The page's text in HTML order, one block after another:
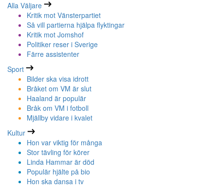
Alla Väljare
Kritik mot Vänsterpartiet
Så vill partierna hjälpa flyktingar
Kritik mot Jomshof
Politiker reser i Sverige
Färre assistenter
Sport
Bilder ska visa idrott
Bråket om VM är slut
Haaland är populär
Bråk om VM i fotboll
Mjällby vidare i kvalet
Kultur
Hon var viktig för många
Stor tävling för körer
Linda Hammar är död
Populär hjälte på bio
Hon ska dansa i tv